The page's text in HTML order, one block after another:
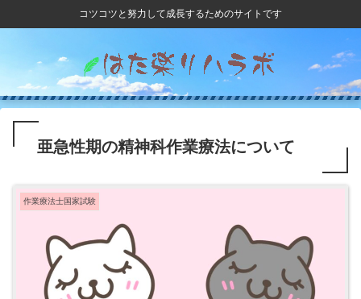
コツコツと努力して成長するためのサイトです
亜急性期の精神科作業療法について
作業療法士国家試験